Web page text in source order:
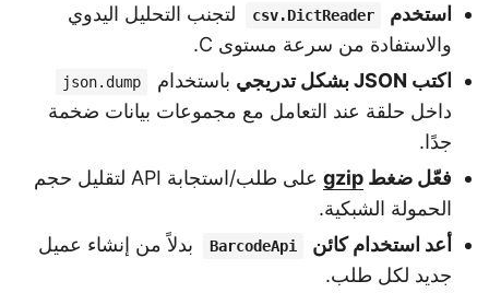
استخدم csv.DictReader
لتجنب التحليل اليدوي
والاستفادة من سرعة مستوى C.
اكتب JSON بشكل تدريجي
باستخدام json.dump
داخل حلقة عند التعامل مع مجموعات بيانات ضخمة
جدًا.
فعّل ضغطgzip
على طلب/استجابة API لتقليل حجم
الحمولة الشبكية.
أعد استخدام كائن
BarcodeApi
بدلاً من إنشاء عميل
جديد لكل طلب.